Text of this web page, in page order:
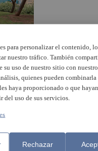
nueva
calle
para personalizar el contenido,
nuestro tráfico. También
su uso de nuestro sitio con
quienes pueden combinarla
haya proporcionado o que hayan
del uso de sus servicios.
Rechazar